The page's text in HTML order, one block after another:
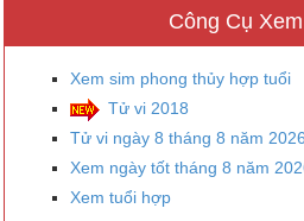
Công Cụ
Xem sim phong thủy hợp tuổi
Tử vi 2018
Tử vi ngày 8 tháng 8 năm 2026
Xem ngày tốt tháng 8 năm
Xem tuổi hợp